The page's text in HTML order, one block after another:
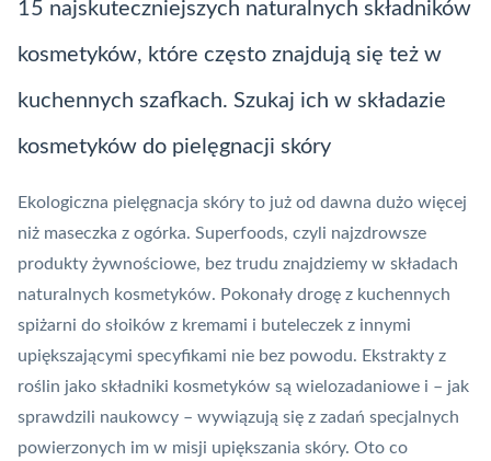
15 najskuteczniejszych naturalnych składników
kosmetyków, które często znajdują się też w
kuchennych szafkach. Szukaj ich w składazie
kosmetyków do pielęgnacji skóry
Ekologiczna pielęgnacja skóry to już od dawna dużo więcej
niż maseczka z ogórka. Superfoods, czyli najzdrowsze
produkty żywnościowe, bez trudu znajdziemy w składach
naturalnych kosmetyków. Pokonały drogę z kuchennych
spiżarni do słoików z kremami i buteleczek z innymi
upiększającymi specyfikami nie bez powodu. Ekstrakty z
roślin jako składniki kosmetyków są wielozadaniowe i – jak
sprawdzili naukowcy – wywiązują się z zadań specjalnych
powierzonych im w misji upiększania skóry. Oto co